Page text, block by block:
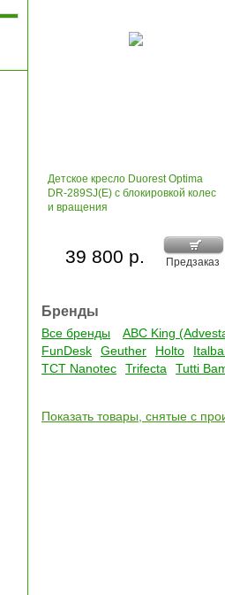
Детское кресло Duorest Optima
DR-289SJ(E) с блокировкой колес
и вращения
Предзаказ
39 800 р.
Бренды
Все бренды
ABC King
FunDesk
Geuther Holto
TCT Nanotec
Trifecta Tutti
Показать товары, снятые с